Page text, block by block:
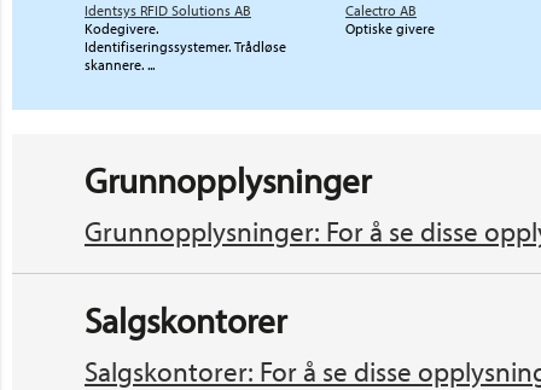
Identsys RFID Solutions AB
Kodegivere.
Identifiseringssystemer. Trådløse
skannere. ...
Calectro AB
Optiske givere
Grunnopplysninger
Grunnopplysninger: For å se disse
Salgskontorer
Salgskontorer: For å se disse